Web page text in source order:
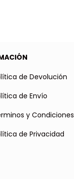
de Devolución
de Envío
y Condiciones
de Privacidad